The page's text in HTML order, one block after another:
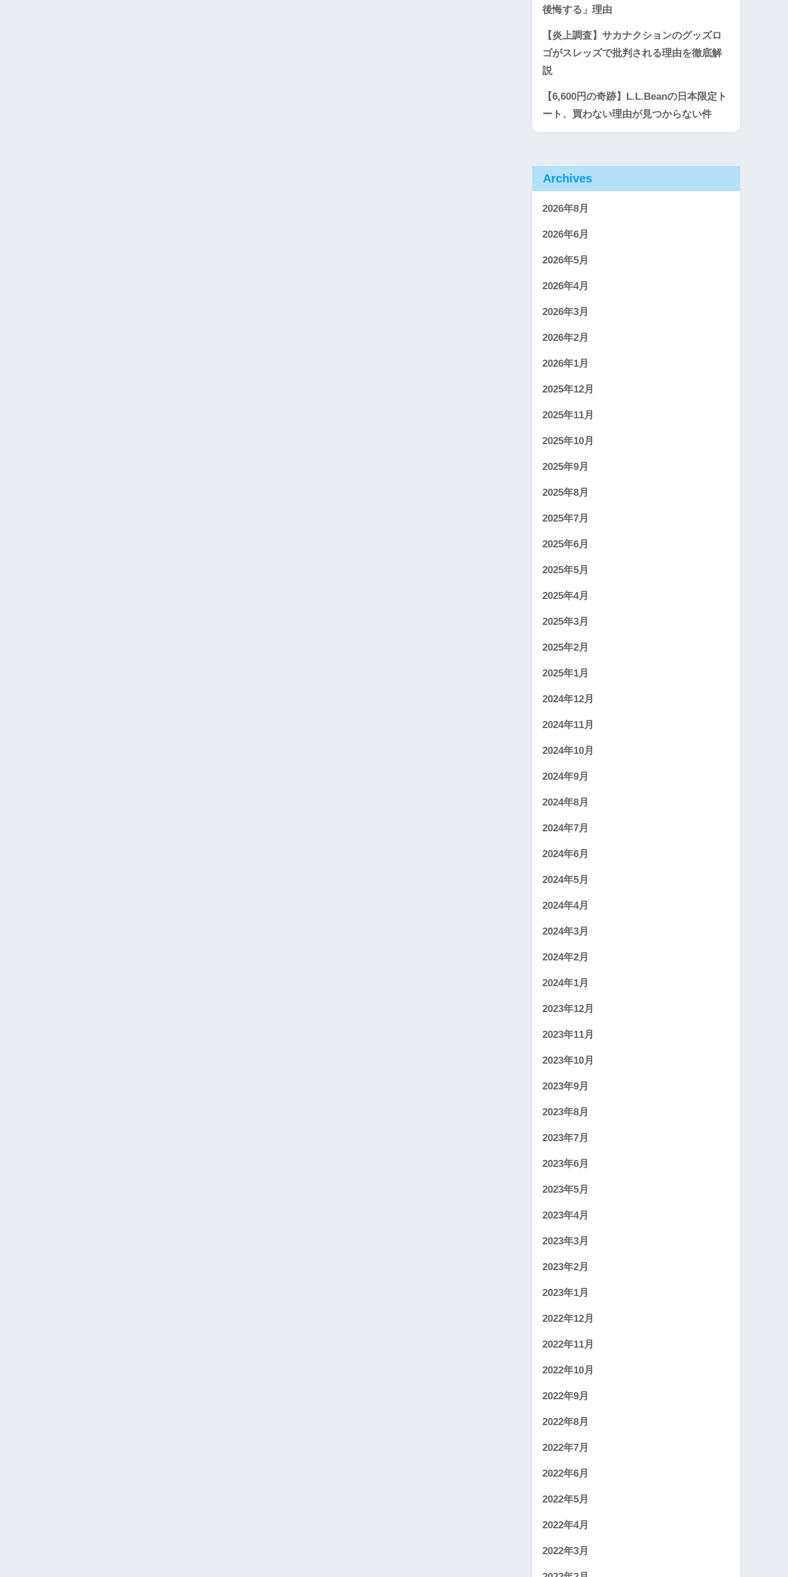
後悔する」理由
【炎上調査】サカナクションのグッズロ
ゴがスレッズで批判される理由を徹底解
説
【6,600円の奇跡】L.L.Beanの日本限定ト
ート、買わない理由が見つからない件
Archives
2026年8月
2026年6月
2026年5月
2026年4月
2026年3月
2026年2月
2026年1月
2025年12月
2025年11月
2025年10月
2025年9月
2025年8月
2025年7月
2025年6月
2025年5月
2025年4月
2025年3月
2025年2月
2025年1月
2024年12月
2024年11月
2024年10月
2024年9月
2024年8月
2024年7月
2024年6月
2024年5月
2024年4月
2024年3月
2024年2月
2024年1月
2023年12月
2023年11月
2023年10月
2023年9月
2023年8月
2023年7月
2023年6月
2023年5月
2023年4月
2023年3月
2023年2月
2023年1月
2022年12月
2022年11月
2022年10月
2022年9月
2022年8月
2022年7月
2022年6月
2022年5月
2022年4月
2022年3月